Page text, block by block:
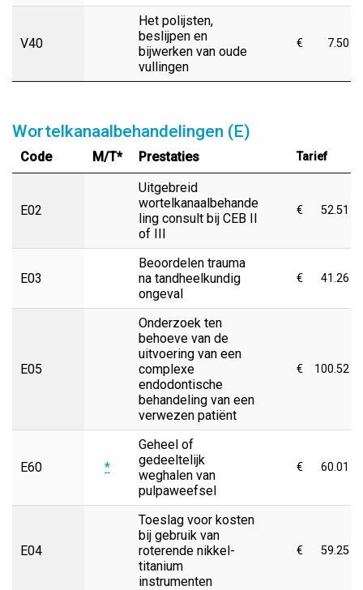
V40
Het polijsten,
beslijpen en
bijwerken van oude
vullingen
€ 7.50
Wortelkanaalbehandelingen (E)
Code M/T* Prestaties Tarief
E02
Uitgebreid
wortelkanaalbehande
ling consult bij CEB II
of III
€ 52.51
E03
Beoordelen trauma
na tandheelkundig
ongeval
€ 41.26
E05
Onderzoek ten
behoeve van de
uitvoering van een
complexe
endodontische
behandeling van een
verwezen patiënt
€ 100.52
E60 *
Geheel of
gedeeltelijk
weghalen van
pulpaweefsel
€ 60.01
E04
Toeslag voor kosten
bij gebruik van
roterende nikkel-
titanium
instrumenten
€ 59.25